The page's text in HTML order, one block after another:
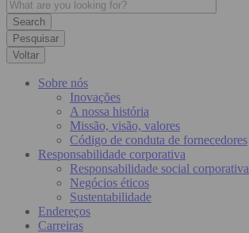
Pesquisar
Voltar
Sobre nós
Inovações
A nossa história
Missão, visão, valores
Código de conduta de fornecedores
Responsabilidade corporativa
Responsabilidade social corporativa
Negócios éticos
Sustentabilidade
Endereços
Carreiras